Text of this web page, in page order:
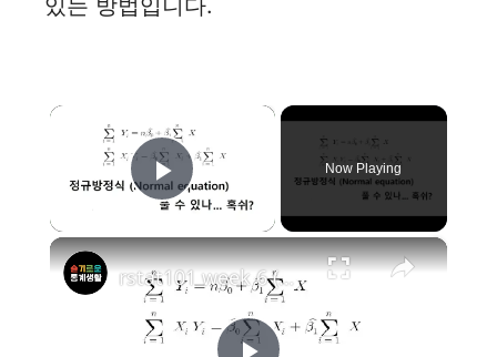
있는 방법입니다.
×
Play Video
Now Playing
×
rstat101 week 6 (심화) 회귀분석 정규방정식(Normal equation) 손으로 풀기